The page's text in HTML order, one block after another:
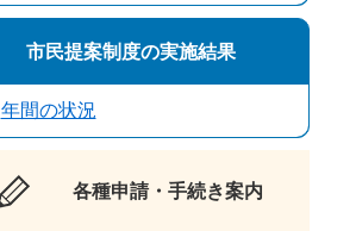
市民提案制度の実施結果
年間の状況
各種申請・手続き案内